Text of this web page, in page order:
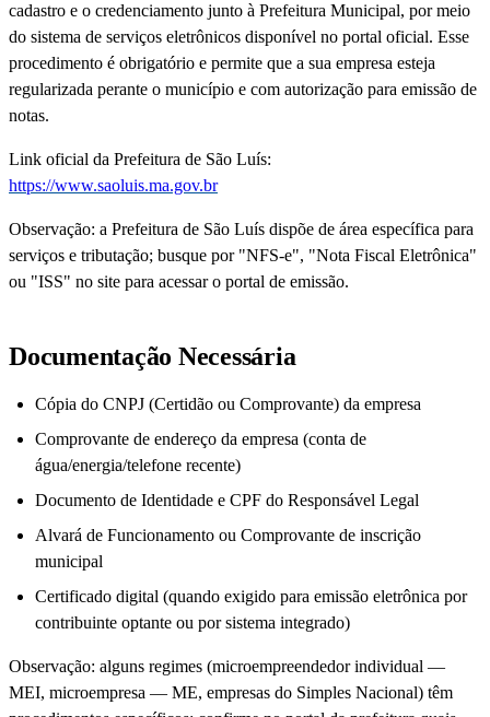
cadastro e o credenciamento junto à Prefeitura Municipal, por meio
do sistema de serviços eletrônicos disponível no portal oficial. Esse
procedimento é obrigatório e permite que a sua empresa esteja
regularizada perante o município e com autorização para emissão de
notas.
Link oficial da Prefeitura de São Luís:
https://www.saoluis.ma.gov.br
Observação: a Prefeitura de São Luís dispõe de área específica para
serviços e tributação; busque por "NFS-e", "Nota Fiscal Eletrônica"
ou "ISS" no site para acessar o portal de emissão.
Documentação Necessária
Cópia do CNPJ (Certidão ou Comprovante) da empresa
Comprovante de endereço da empresa (conta de
água/energia/telefone recente)
Documento de Identidade e CPF do Responsável Legal
Alvará de Funcionamento ou Comprovante de inscrição
municipal
Certificado digital (quando exigido para emissão eletrônica por
contribuinte optante ou por sistema integrado)
Observação: alguns regimes (microempreendedor individual —
MEI, microempresa — ME, empresas do Simples Nacional) têm